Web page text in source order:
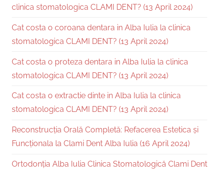
clinica stomatologica CLAMI DENT? (13 April 2024)
Cat costa o coroana dentara in Alba Iulia la clinica
stomatologica CLAMI DENT? (13 April 2024)
Cat costa o proteza dentara in Alba Iulia la clinica
stomatologica CLAMI DENT? (13 April 2024)
Cat costa o extractie dinte in Alba Iulia la clinica
stomatologica CLAMI DENT? (13 April 2024)
Reconstrucția Orală Completă: Refacerea Estetica și
Funcționala la Clami Dent Alba Iulia (16 April 2024)
Ortodonția Alba Iulia Clinica Stomatologică Clami Dent